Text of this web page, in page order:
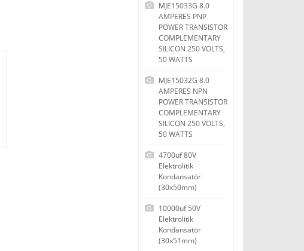
MJE15033G 8.0
AMPERES PNP
POWER TRANSISTOR
COMPLEMENTARY
SILICON 250 VOLTS,
50 WATTS
MJE15032G 8.0
AMPERES NPN
POWER TRANSISTOR
COMPLEMENTARY
SILICON 250 VOLTS,
50 WATTS
4700uf 80V
Elektrolitik
Kondansatör
(30x50mm)
10000uf 50V
Elektrolitik
Kondansatör
(30x51mm)